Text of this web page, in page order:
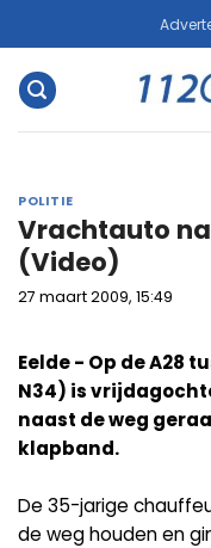
naar
inhoud
POLITIE
Vrachtauto
(Video)
27 maart 2009, 15:49
Eelde - Op de A28
N34) is
naast de weg
klapband.
De 35-jarige
de weg houden en